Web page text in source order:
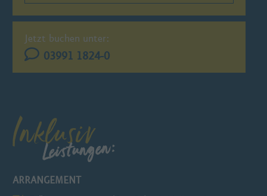
Jetzt buchen unter:
03991 1824-0
Inklusiv
Leistungen:
ARRANGEMENT